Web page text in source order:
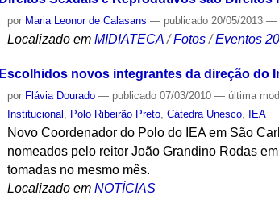
por Maria Leonor de Calasans — publicado 20/05/2013—
Localizado em MIDIATECA /Fotos /Eventos
Escolhidos novos integrantes da direção do
por Flávia Dourado — publicado 07/03/2010— última
Institucional
Polo Ribeirão Preto ,Cátedra Unesco IEA
Novo Coordenador do Polo do IEA em São
nomeados pelo reitor João Grandino Rodas
tomadas no mesmo mês.
Localizado em NOTÍCIAS